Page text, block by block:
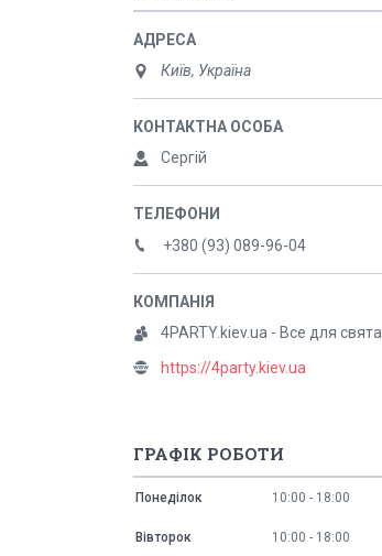
Київ, Україна
Сергій
+380 (93) 089-96-04
4PARTY.kiev.ua - Все для свята
https://4party.kiev.ua
ГРАФІК РОБОТИ
Понеділок 10:00 18:00
Вівторок 10:00 18:00